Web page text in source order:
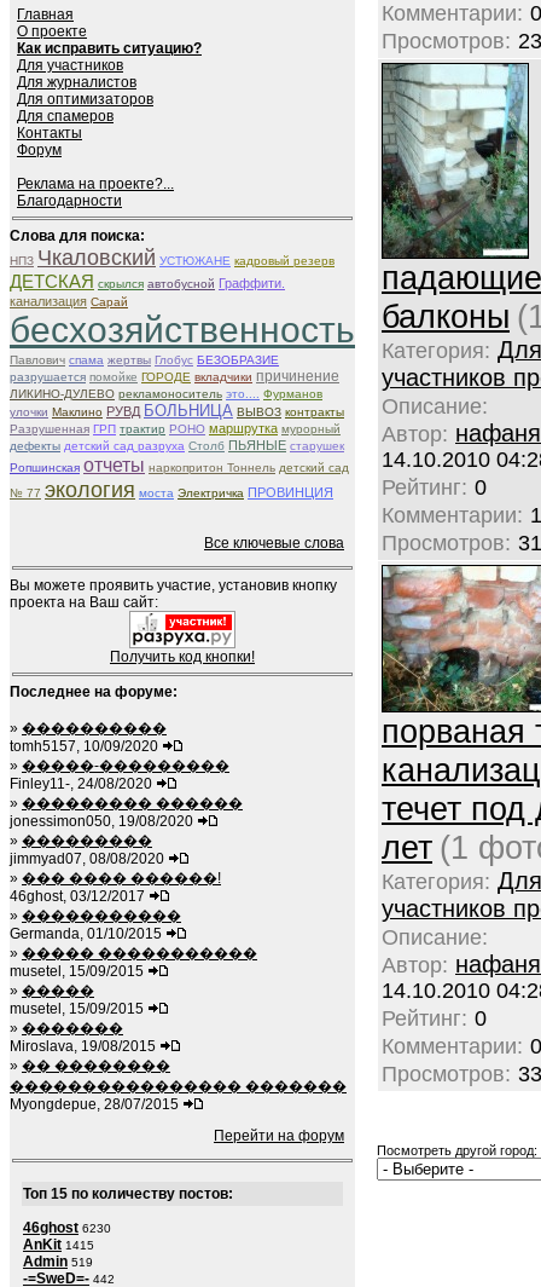
Главная
О проекте
Как исправить ситуацию?
Для участников
Для журналистов
Для оптимизаторов
Для спамеров
Контакты
Форум
Реклама на проекте?...
Благодарности
Слова для поиска:
НПЗ Чкаловский УСТЮЖАНЕ кадровый резерв
ДЕТСКАЯ скрылся автобусной Граффити.
канализация Сарай
бесхозяйственность
Павлович спама жертвы Глобус БЕЗОБРАЗИЕ
разрушается помойке ГОРОДЕ вкладчики причинение
ЛИКИНО-ДУЛЕВО рекламоноситель это....
Фурманов
улочки Маклино РУВД БОЛЬНИЦА ВЫВОЗ контракты
Разрушенная ГРП трактир РОНО маршрутка мурорный
дефекты детский сад разруха Столб ПЬЯНЫЕ старушек
Ропшинская отчеты наркопритон Тоннель детский сад
№ 77 экология моста Электричка ПРОВИНЦИЯ
Все ключевые слова
Вы можете проявить участие, установив кнопку
проекта на Ваш сайт:
Получить код кнопки!
Последнее на форуме:
» ����������
tomh5157, 10/09/2020
» �����-���������
Finley11-, 24/08/2020
» ��������� ������
jonessimon050, 19/08/2020
» ���������
jimmyad07, 08/08/2020
» ��� ���� ������!
46ghost, 03/12/2017
» �����������
Germanda, 01/10/2015
» ����� �����������
musetel, 15/09/2015
» �����
musetel, 15/09/2015
» �������
Miroslava, 19/08/2015
» �� ��������
���������������� �������
Myongdepue, 28/07/2015
Перейти на форум
Топ 15 по количеству постов:
46ghost 6230
AnKit 1415
Admin 519
-=SweD=- 442
Комментарии: 0
Просмотров:
падающие
балконы
Категория: Для
участников
Описание:
Автор: нафаня
14.10.2010
Рейтинг: 0
Комментарии: 1
Просмотров:
порваная
течет
лет (1
Категория: Для
участников
Описание:
Автор: нафаня
14.10.2010
Рейтинг: 0
Комментарии: 0
Просмотров:
Посмотреть другой город: